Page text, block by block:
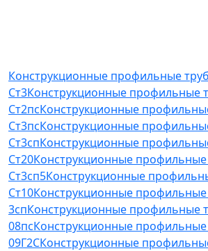
Конструкционные профильные
Ст3Конструкционные профильные
Ст2псКонструкционные
Ст3псКонструкционные
Ст3спКонструкционные
Ст20Конструкционные
Ст3сп5Конструкционные
Ст10Конструкционные
3спКонструкционные профильные
08псКонструкционные
09Г2СКонструкционные